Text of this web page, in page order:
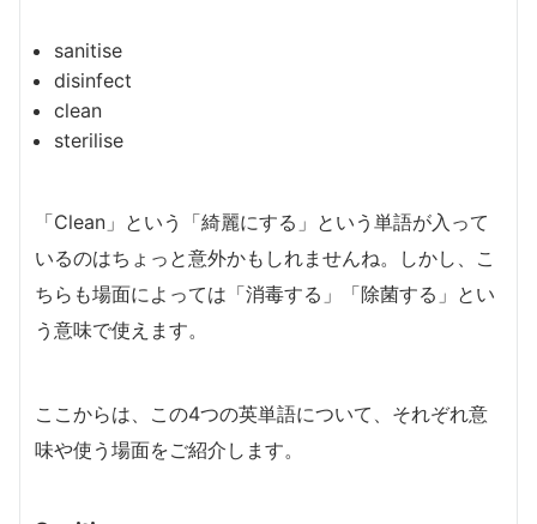
sanitise
disinfect
clean
sterilise
「Clean」という「綺麗にする」という単語が入って
いるのはちょっと意外かもしれませんね。しかし、こ
ちらも場面によっては「消毒する」「除菌する」とい
う意味で使えます。
ここからは、この4つの英単語について、それぞれ意
味や使う場面をご紹介します。